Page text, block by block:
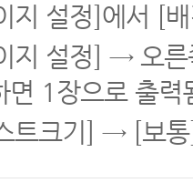
지 설정]에서 [
지 설정] → 오
면 1장으로 출력
트크기] → [보